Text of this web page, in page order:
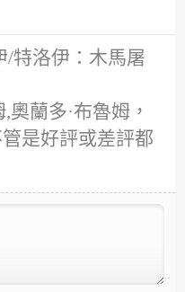
/特洛伊：木馬屠
蘭多·布魯姆，
是好評或差評都